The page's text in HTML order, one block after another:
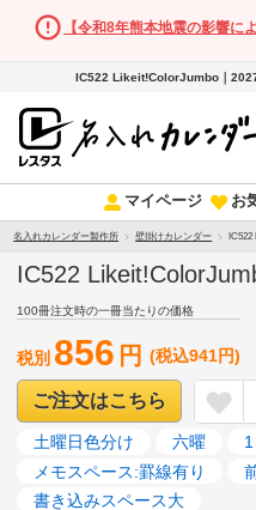
【令和8年熊本地震の影響に
IC522 Likeit!ColorJumbo｜
マイページ お
名入れカレンダー製作所 壁掛けカレンダー
IC522
100冊注文時の一冊当たりの価格
税別 856 円 (税込941円)
ご注文はこちら
土曜日色分け 六曜
メモスペース:罫線有り
書き込みスペース大